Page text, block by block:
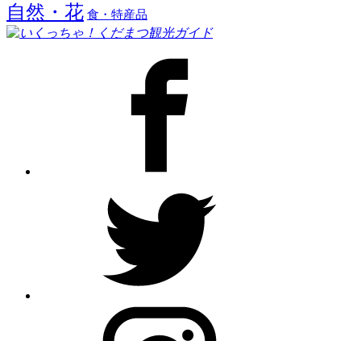
自然・花 食・特産品